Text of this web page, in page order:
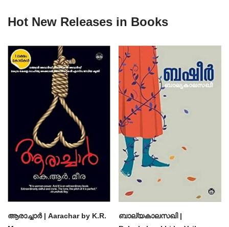
Hot New Releases in Books
ആരാച്ചാര്‍ | Aarachar by K.R.
ബാല്യകാലസഖി |